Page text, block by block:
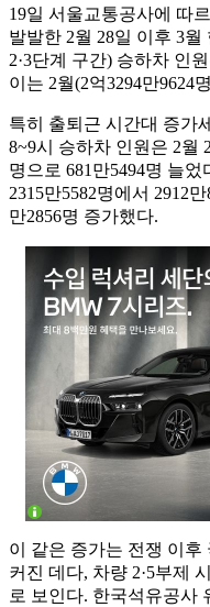
19일 서울교통공사에 따
발발한 2월 28일 이후 3
2·3단계 구간) 승하차 인
이는 2월(2억3294만9624
특히 출퇴근 시간대 증가
8~9시 승하차 인원은 2월
명으로 681만5494명 늘었
2315만5582명에서 2912
만2856명 증가했다.
이 같은 증가는 전쟁 이후
커진 데다, 차량 2·5부제
로 보인다. 한국석유공사